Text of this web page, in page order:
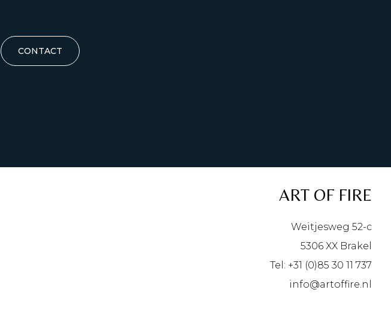
CONTACT
ART OF FIRE
Weitjesweg 52-c
5306 XX Brakel
Tel: +31 (0)85 30 11 737
info@artoffire.nl